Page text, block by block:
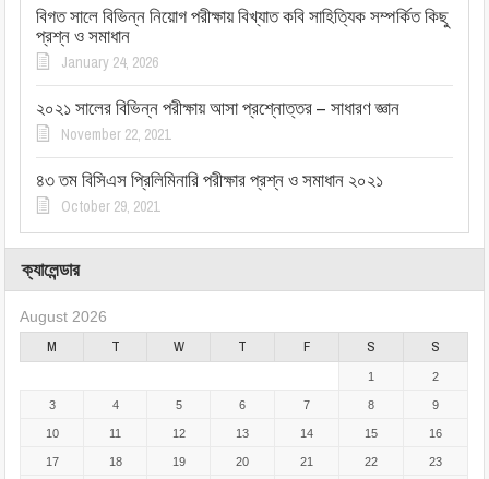
বিগত সালে বিভিন্ন নিয়োগ পরীক্ষায় বিখ্যাত কবি সাহিত্যিক সম্পর্কিত কিছু
প্রশ্ন ও সমাধান
January 24, 2026
২০২১ সালের বিভিন্ন পরীক্ষায় আসা প্রশ্নোত্তর – সাধারণ জ্ঞান
November 22, 2021
৪৩ তম বিসিএস প্রিলিমিনারি পরীক্ষার প্রশ্ন ও সমাধান ২০২১
October 29, 2021
ক্যালেন্ডার
August 2026
M T W T F S S
1 2
3 4 5 6 7 8 9
10 11 12 13 14 15 16
17 18 19 20 21 22 23